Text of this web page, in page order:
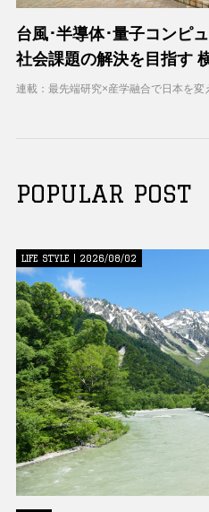
台風･半導体･量子コンピ
社会課題の解決を目指す
連載：最先端研究×産学融合で日本を
POPULAR POST
LIFE STYLE | 2026/08/02